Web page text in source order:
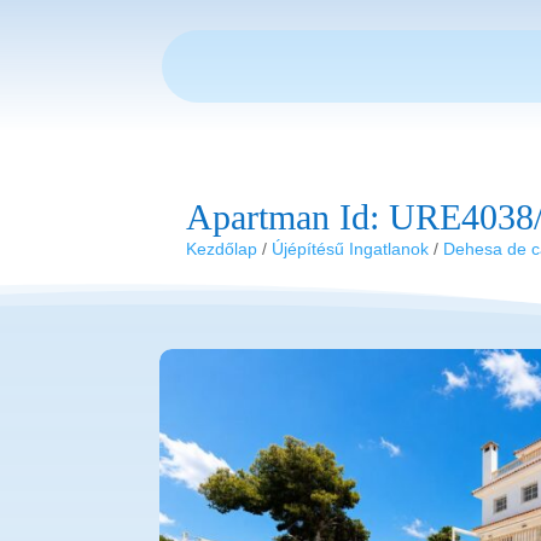
Apartman Id:
Kezdőlap / Újépítésű Ingatlanok / Dehesa de